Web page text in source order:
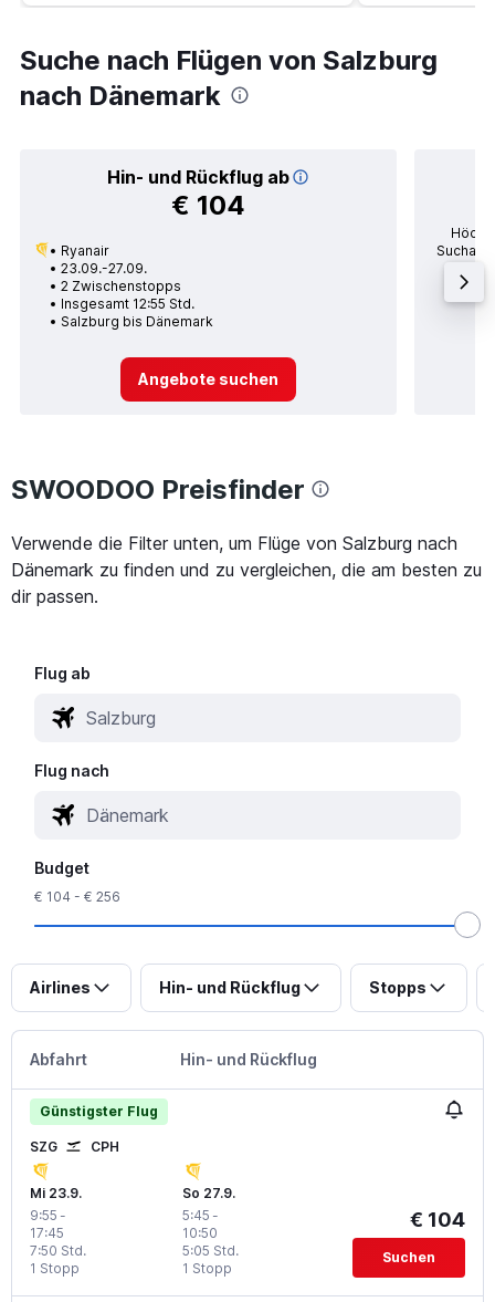
Suche nach Flügen von Salzburg
nach Dänemark
Hin- und Rückflug ab
€ 104
Ryanair
23.09.-27.09.
2 Zwischenstopps
Insgesamt 12:55 Std.
Salzburg bis Dänemark
Angebote suchen
SWOODOO Preisfinder
Verwende die Filter unten, um Flüge von Salzburg nach
Dänemark zu finden und zu vergleichen, die am besten zu
dir passen.
Flug ab
Flug nach
Budget
€ 104 - € 256
Airlines Hin- und Rückflug Stopps
Abfahrt Hin- und Rückflug
Günstigster Flug
SZG CPH
Mi 23.9.
9:55 -
17:45
1 Stopp
7:50 Std.
So 27.9.
5:45 -
10:50
1 Stopp
5:05 Std.
€ 104
Suchen